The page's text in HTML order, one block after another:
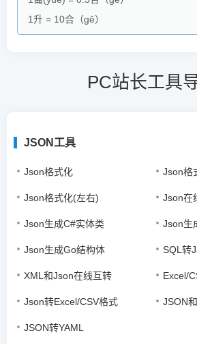
1升 = 10合（gě）
PC站长工具
JSON工具
Json格式化 Json格
Json格式化(左右) Json在
Json生成C#实体类 Json生
Json生成Go结构体 SQL转
XML和Json在线互转 Excel/
Json转Excel/CSV格式 JSON
JSON转YAML